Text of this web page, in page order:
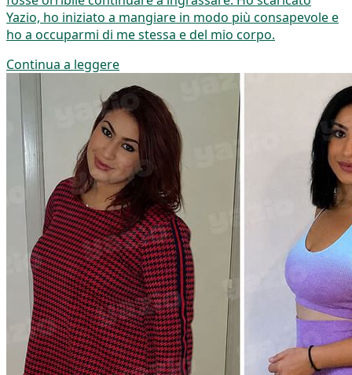
Yazio, ho iniziato a mangiare in modo più consapevole e
ho a occuparmi di me stessa e del mio corpo.
Continua a leggere